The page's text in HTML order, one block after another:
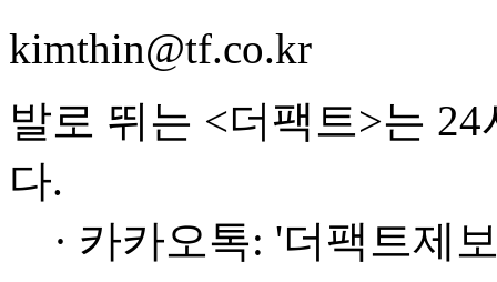
kimthin@tf.co.kr
발로 뛰는 <더팩트>는
다.
· 카카오톡: '더팩트제